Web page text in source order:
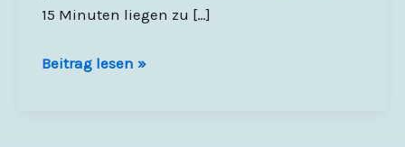
15 Minuten liegen zu […]
Notiz
Beitrag lesen »